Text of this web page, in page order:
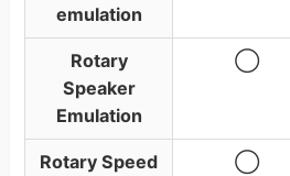
emulation
Rotary
Speaker
Emulation
◯
Rotary Speed
◯